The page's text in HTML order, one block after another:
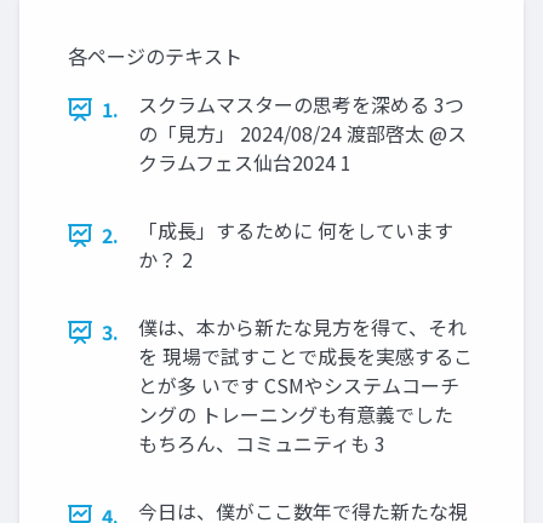
各ページのテキスト
1.
スクラムマスターの思考を深める 3つ
の「見方」 2024/08/24 渡部啓太 @ス
クラムフェス仙台2024 1
2.
「成長」するために 何をしています
か？ 2
3.
僕は、本から新たな見方を得て、それ
を 現場で試すことで成長を実感するこ
とが多 いです CSMやシステムコーチ
ングの トレーニングも有意義でした
もちろん、コミュニティも 3
4. 今日は、僕がここ数年で得た新たな視